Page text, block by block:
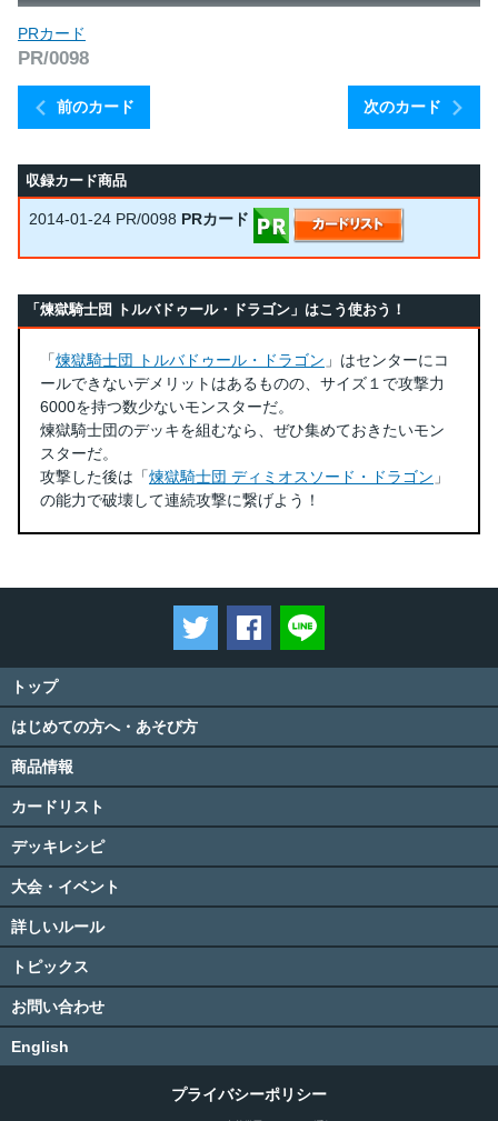
前のカード
PRカード
PR/0098
次のカード
収録カード商品
2014-01-24 PR/0098 PRカード
「煉獄騎士団 トルバドゥール・ドラゴン」はこう使おう！
「煉獄騎士団 トルバドゥール・ドラゴン 」はセンターにコ
ールできないデメリットはあるものの、サイズ１で攻撃力
6000を持つ数少ないモンスターだ。
煉獄騎士団のデッキを組むなら、ぜひ集めておきたいモン
スターだ。
攻撃した後は「煉獄騎士団 ディミオスソード・ドラゴン 」
の能力で破壊して連続攻撃に繋げよう！
ツイートするFacebookでシェアする
トップ
はじめての方へ・あそび方
商品情報
カードリスト
デッキレシピ
大会・イベント
詳しいルール
トピックス
お問い合わせ
English
プライバシーポリシー